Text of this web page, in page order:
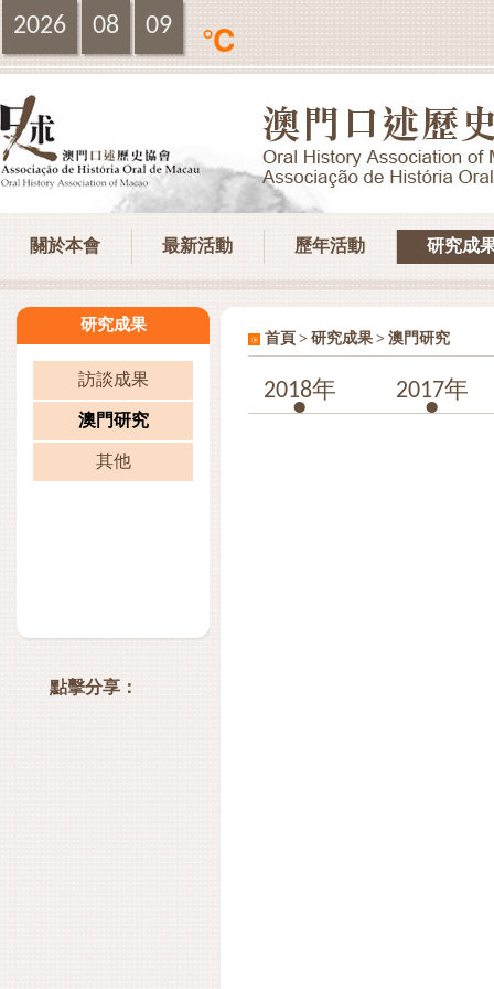
2026 08 09
℃
關於本會 最新活動 歷年活動 研究成
研究成果
訪談成果
澳門研究
其他
點擊分享：
首頁 > 研究成果 > 澳門研究
2018年 2017年